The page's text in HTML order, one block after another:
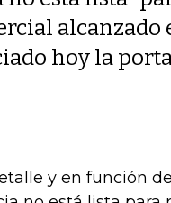
alcanzado
hoy la
y en función